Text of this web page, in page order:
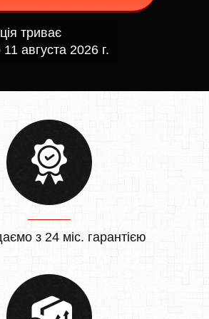
триває
11 августа 2026 г.
з 24 міс. гарантією